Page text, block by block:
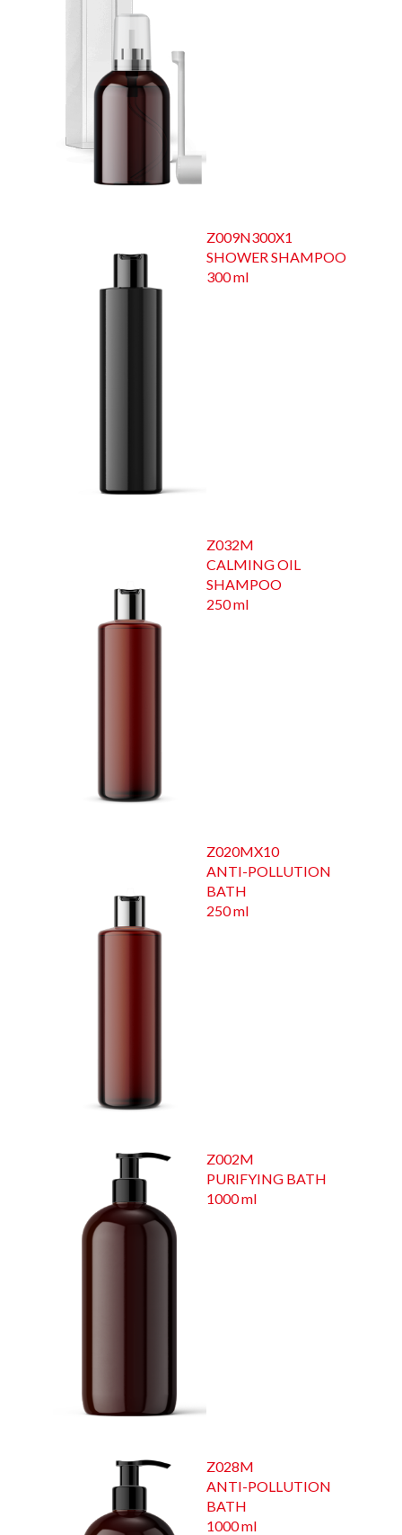
Z009N300X1
SHOWER SHAMPOO
300 ml
Z032M
CALMING OIL
SHAMPOO
250 ml
Z020MX10
ANTI-POLLUTION
BATH
250 ml
Z002M
PURIFYING BATH
1000 ml
Z028M
ANTI-POLLUTION
BATH
1000 ml